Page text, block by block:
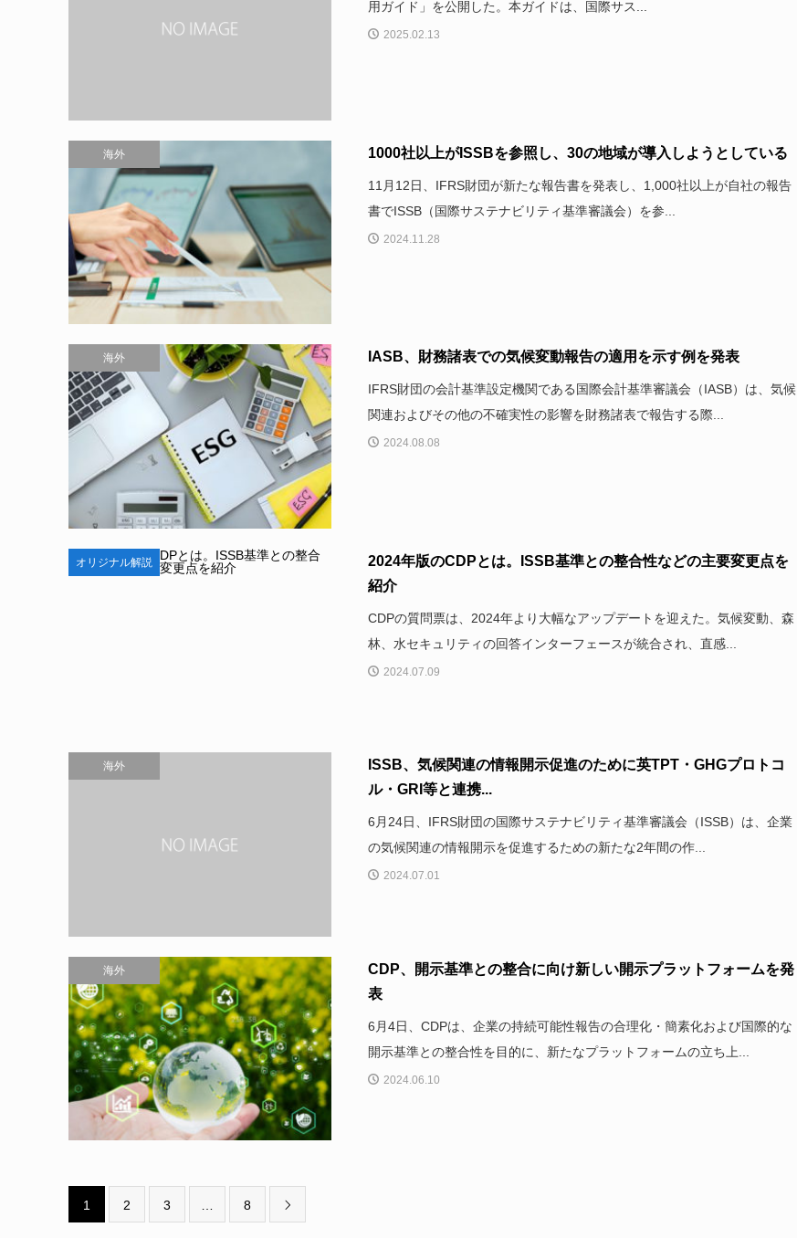
用ガイド」を公開した。本ガイドは、国際サス...
2025.02.13
海外 1000社以上がISSBを参照し、30の地域が導入しようとしている
11月12日、IFRS財団が新たな報告書を発表し、1,000社以上が自社の報告
書でISSB（国際サステナビリティ基準審議会）を参...
2024.11.28
海外 IASB、財務諸表での気候変動報告の適用を示す例を発表
IFRS財団の会計基準設定機関である国際会計基準審議会（IASB）は、気候
関連およびその他の不確実性の影響を財務諸表で報告する際...
2024.08.08
オリジナル解説
2024年版のCDPとは。ISSB基準との整合性などの主要変更点を
紹介
CDPの質問票は、2024年より大幅なアップデートを迎えた。気候変動、森
林、水セキュリティの回答インターフェースが統合され、直感...
2024.07.09
海外
ISSB、気候関連の情報開示促進のために英TPT・GHGプロトコ
ル・GRI等と連携...
6月24日、IFRS財団の国際サステナビリティ基準審議会（ISSB）は、企業
の気候関連の情報開示を促進するための新たな2年間の作...
2024.07.01
海外
CDP、開示基準との整合に向け新しい開示プラットフォームを発
表
6月4日、CDPは、企業の持続可能性報告の合理化・簡素化および国際的な
開示基準との整合性を目的に、新たなプラットフォームの立ち上...
2024.06.10
1 2 3 … 8 